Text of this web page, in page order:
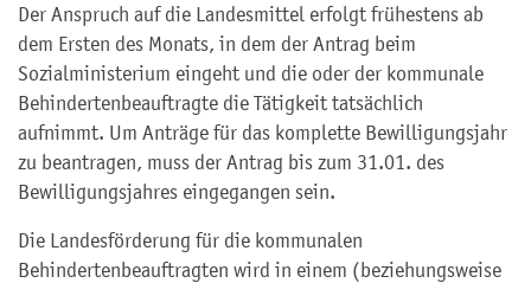
Der Anspruch auf die Landesmittel erfolgt frühestens ab
dem Ersten des Monats, in dem der Antrag beim
Sozialministerium eingeht und die oder der kommunale
Behindertenbeauftragte die Tätigkeit tatsächlich
aufnimmt. Um Anträge für das komplette Bewilligungsjahr
zu beantragen, muss der Antrag bis zum 31.01. des
Bewilligungsjahres eingegangen sein.
Die Landesförderung für die kommunalen
Behindertenbeauftragten wird in einem (beziehungsweise